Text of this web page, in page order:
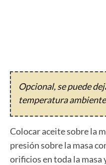
Opcional, se puede
temperatura
Colocar aceite sobre la
presión sobre la masa
orificios en toda la masa